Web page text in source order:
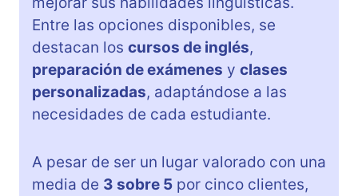
Entre las opciones disponibles, se
destacan los cursos de inglés,
preparación de exámenes y clases
personalizadas, adaptándose a las
necesidades de cada estudiante.
A pesar de ser un lugar valorado con una
media de 3 sobre 5 por cinco clientes,